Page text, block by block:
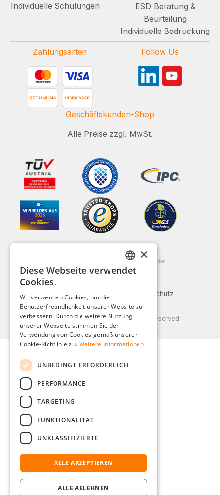
Individuelle Schulungen
ESD Beratung &
Beurteilung
Individuelle Bedruckung
Zahlungsarten Follow Us
Geschäftskunden-Shop
Alle Preise zzgl. MwSt.
Impressum AGB
Datenschutz
Versand und Zahlung
© 2026 Weidinger GmbH, All Rights Reserved
GERMAN
FRENCH
DUTCH
×
Diese Webseite verwendet
Cookies.
Wir verwenden Cookies, um die
Benutzerfreundlichkeit unserer Website zu
verbessern. Durch die weitere Nutzung
unserer Webseite stimmen Sie der
Verwendung von Cookies gemäß unserer
Cookie-Richtlinie zu. Weitere Informationen
UNBEDINGT ERFORDERLICH
PERFORMANCE
TARGETING
FUNKTIONALITÄT
UNKLASSIFIZIERTE
ALLE AKZEPTIEREN
ALLE ABLEHNEN